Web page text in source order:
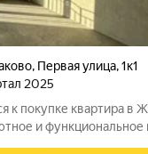
, Первая улица,1к1
2025
к покупке квартира
и функциональное